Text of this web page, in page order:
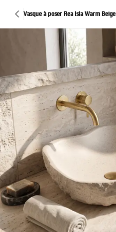
Vasque à poser Rea Isla Warm Beige